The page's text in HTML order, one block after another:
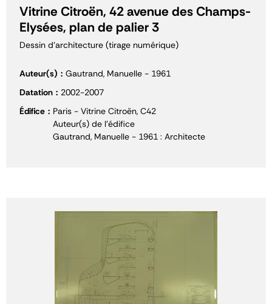
Vitrine Citroën, 42 avenue des Champs-
Elysées, plan de palier 3
Dessin d'architecture (tirage numérique)
Auteur(s)
Gautrand, Manuelle - 1961
Datation
2002-2007
Édifice
Paris - Vitrine Citroën, C42
Auteur(s) de l'édifice
Gautrand, Manuelle - 1961 : Architecte